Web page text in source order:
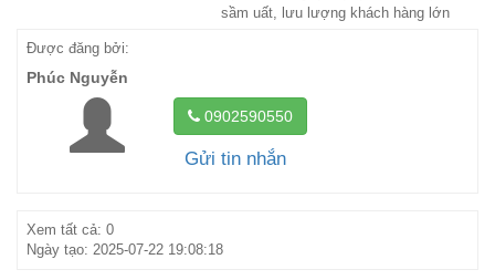
sầm uất, lưu lượng khách hàng lớn
Được đăng bởi:
Phúc Nguyễn
0902590550
Gửi tin nhắn
Xem tất cả: 0
Ngày tạo: 2025-07-22 19:08:18